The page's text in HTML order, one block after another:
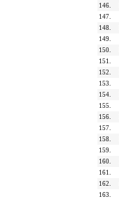
146.
147.
148.
149.
150.
151.
152.
153.
154.
155.
156.
157.
158.
159.
160.
161.
162.
163.